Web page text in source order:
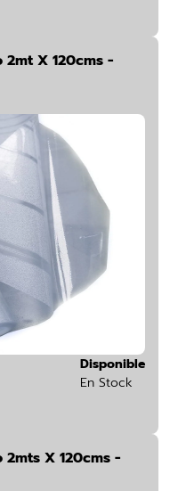
X 120cms -
Disponible
En Stock
X 120cms -